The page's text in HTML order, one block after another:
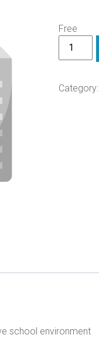
Free
További
angol
quantity
Category:
school environment